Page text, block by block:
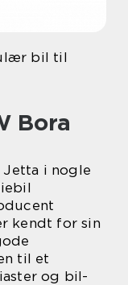
bil til
Bora
Jetta i nogle
kendt for sin
til et
og bil-